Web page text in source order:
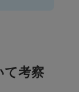
て考察